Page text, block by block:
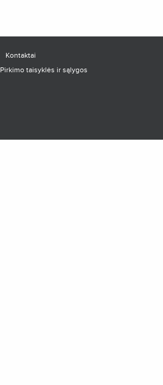
Kontaktai
Pirkimo taisyklės ir sąlygos